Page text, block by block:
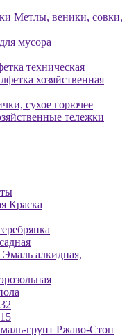
Метлы, веники, совки,
мусора
техническая
хозяйственная
сухое горючее
тележки
Краска
Эмаль алкидная,
грунт Ржаво-Стоп